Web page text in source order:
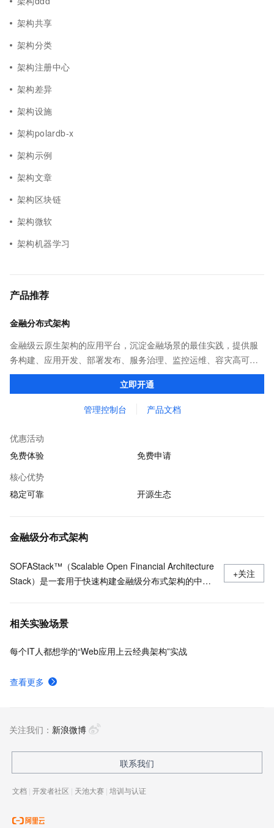
架构共享
架构分类
架构注册中心
架构差异
架构设施
架构polardb-x
架构示例
架构文章
架构区块链
架构微软
架构机器学习
产品推荐
金融分布式架构
金融级云原生架构的应用平台，沉淀金融场景的最佳实践，提供服
务构建、应用开发、部署发布、服务治理、监控运维、容灾高可用
等全栈式解决方案，兼容Dubbo、Spring Cloud等微服务运行环
境，助力客户各类应用轻松转型分布式架构
立即开通
管理控制台 产品文档
优惠活动
免费体验
免费申请
核心优势
稳定可靠
开源生态
金融级分布式架构
SOFAStack™（Scalable Open Financial Architecture
Stack）是一套用于快速构建金融级分布式架构的中间
+关注
相关实验场景
每个IT人都想学的“Web应用上云经典架构”实战
查看更多
关注我们： 新浪微博
联系我们
文档 | 开发者社区 | 天池大赛 | 培训与认证